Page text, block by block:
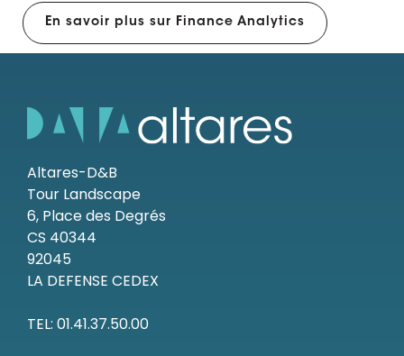
En savoir plus sur Finance Analytics
Altares-D&B
Tour Landscape
6, Place des Degrés
CS 40344
92045
LA DEFENSE CEDEX
TEL: 01.41.37.50.00